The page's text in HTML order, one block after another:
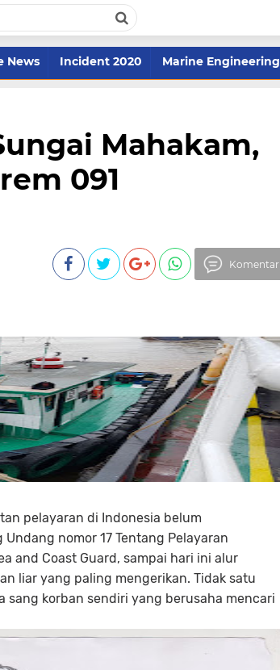
News Incident 2020 Marine Engineering
Mahakam,
091
Komentar
pelayaran di Indonesia belum
nomor 17 Tentang Pelayaran
and Coast Guard, sampai hari ini alur
liar yang paling mengerikan. Tidak satu
korban sendiri yang berusaha mencari